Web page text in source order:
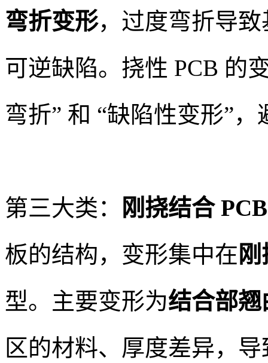
弯折变形，过度弯折导
可逆缺陷。挠性 PCB 的
弯折” 和 “缺陷性变形”，
第三大类：
刚挠结合
板的结构，变形集中在
型。主要变形为结合部翘
区的材料、厚度差异，